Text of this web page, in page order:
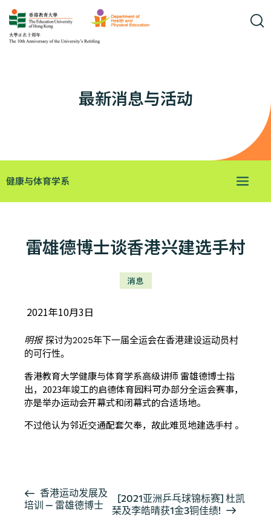
最新消息与活动
健康与体育学系
雷雄德博士谈香港兴建选手村
消息
2021年10月3日
明报探讨为2025年下一届全运会在香港建设运动员村
的可行性。
香港教育大学健康与体育学系高级讲师 雷雄德博士指
出，2023年竣工的启德体育园料可办部分全运会赛事，
亦是举办运动会开幕式和闭幕式的合适场地。
不过他认为邻近交通配套欠奉，故此难觅地建选手村 。
活
动
香港运动发展及
培训 — 雷雄德博士
[2021亚洲乒乓球锦标赛] 杜凯
琹及李皓晴获1金3铜佳绩!